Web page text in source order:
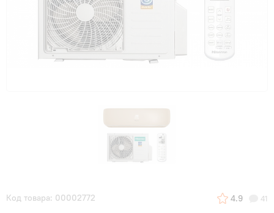
Код товара: 00002772 4.9 41